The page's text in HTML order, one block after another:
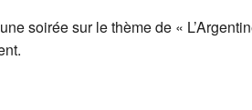
soirée sur le thème de «